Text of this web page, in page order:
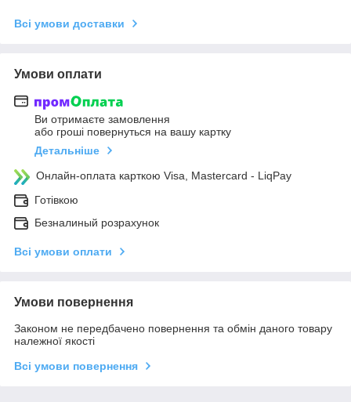
Всі умови доставки
Умови оплати
Ви отримаєте замовлення
або гроші повернуться на вашу картку
Детальніше
Онлайн-оплата карткою Visa, Mastercard - LiqPay
Готівкою
Безналиный розрахунок
Всі умови оплати
Умови повернення
Законом не передбачено повернення та обмін даного товару
належної якості
Всі умови повернення